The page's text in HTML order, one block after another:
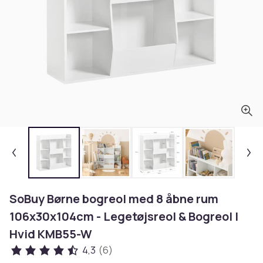
SoBuy Børne bogreol med 8 åbne rum
106x30x104cm - Legetøjsreol & Bogreol |
Hvid KMB55-W
4,3 (6)